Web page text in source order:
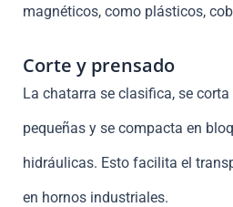
magnéticos, como plásticos,
Corte y prensado
La chatarra se clasifica, se
pequeñas y se compacta en
hidráulicas. Esto facilita el
en hornos industriales.